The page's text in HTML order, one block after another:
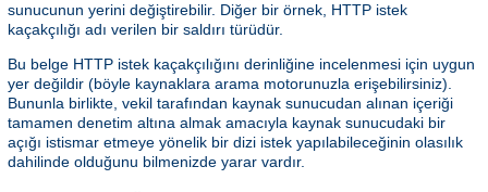
sunucunun yerini değiştirebilir. Diğer bir örnek, HTTP istek
kaçakçılığı adı verilen bir saldırı türüdür.
Bu belge HTTP istek kaçakçılığını derinliğine incelenmesi için uygun
yer değildir (böyle kaynaklara arama motorunuzla erişebilirsiniz).
Bununla birlikte, vekil tarafından kaynak sunucudan alınan içeriği
tamamen denetim altına almak amacıyla kaynak sunucudaki bir
açığı istismar etmeye yönelik bir dizi istek yapılabileceğinin olasılık
dahilinde olduğunu bilmenizde yarar vardır.